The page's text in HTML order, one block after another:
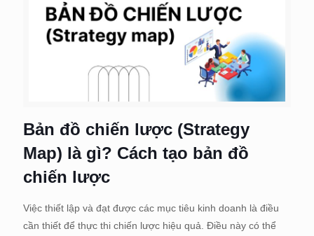
Bản đồ chiến lược (Strategy
Map) là gì? Cách tạo bản đồ
chiến lược
Việc thiết lập và đạt được các mục tiêu kinh doanh là điều
cần thiết để thực thi chiến lược hiệu quả. Điều này có thể